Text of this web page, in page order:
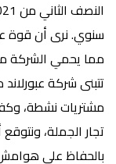
سنوي. نرى أن قوة
مما يحمي الشركة من
تتبنى شركة عبورلاند
مشتريات نشطة،
تجار الجملة،
بالحفاظ على هوامش